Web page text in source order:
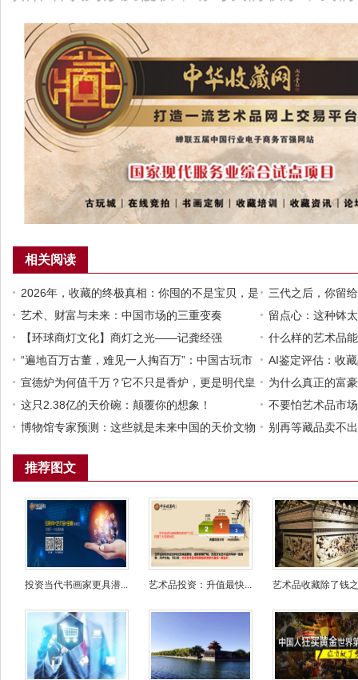
相关阅读
2026年，收藏的终极真相：你囤的不是宝贝，是
认知的层级
三代之后，你留
玩暗藏的家族金
艺术、财富与未来：中国市场的三重变奏
留点心：这种钵
【环球商灯文化】商灯之光——记龚经强
什么样的艺术品
“遍地百万古董，难见一人掏百万”：中国古玩市
场的集体幻觉与价值错位
AI鉴定评估：收
质量发展引擎
宣德炉为何值千万？它不只是香炉，更是明代皇
权的硬通货
为什么真正的富
置的一部分？
这只2.38亿的天价碗：颠覆你的想象！
不要怕艺术品市
藏！
博物馆专家预测：这些就是未来中国的天价文物
别再等藏品卖不
推荐图文
投资当代书画家更具潜... 艺术品投资：升值最快... 艺术品收藏除了钱